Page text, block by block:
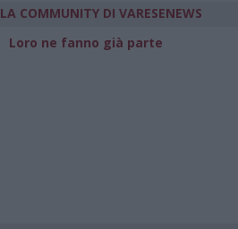
LA COMMUNITY DI VARESENEWS
Loro ne fanno già parte